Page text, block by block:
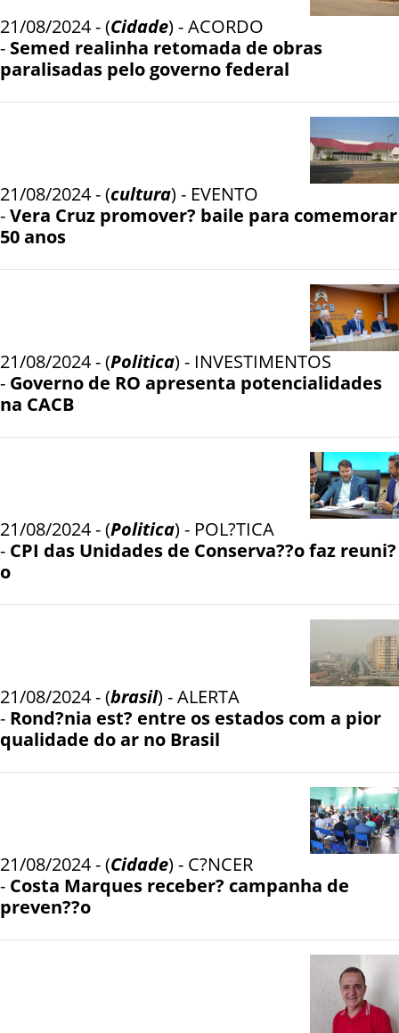
21/08/2024 - (Cidade) - ACORDO
- Semed realinha retomada de obras
paralisadas pelo governo federal
21/08/2024 - (cultura) - EVENTO
-Vera Cruz promover? baile para comemorar
50 anos
21/08/2024 - (Politica) - INVESTIMENTOS
- Governo de RO apresenta potencialidades
na CACB
21/08/2024 - (Politica) - POL?TICA
- CPI das Unidades de Conserva??o faz reuni?
o
21/08/2024 - (brasil) - ALERTA
- Rond?nia est? entre os estados com a pior
qualidade do ar no Brasil
21/08/2024 - (Cidade) - C?NCER
- Costa Marques receber? campanha de
preven??o